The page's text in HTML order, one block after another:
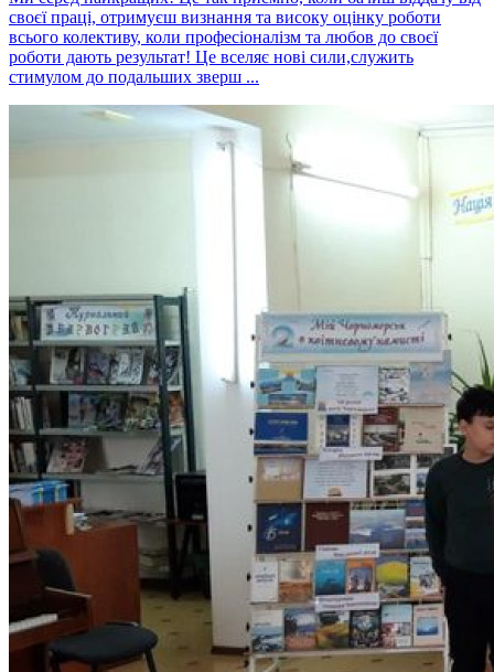
своєї праці, отримуєш визнання та високу оцінку роботи
всього колективу, коли професіоналізм та любов до своєї
роботи дають результат! Це вселяє нові сили,служить
стимулом до подальших зверш ...